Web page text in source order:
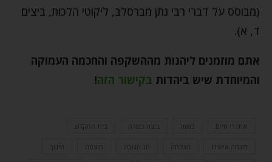
(מבוסס על דברי רבי נתן מברסלב, ליקוטי הלכות, ביצים
ד, א).
אתם מוזמנים ליהנות מההשקפה והחכמה העמוקה
והמיוחדת שיש ביהדות בקישור הזה!
אתגרי חיים בושה ביצה כשרה בית המקדש
דוגמה אישית הצלחה חוצפה